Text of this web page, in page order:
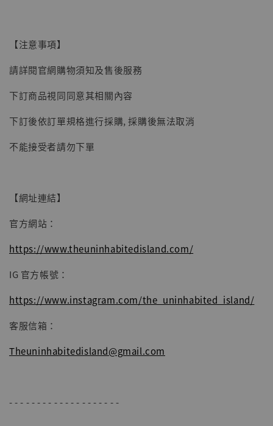
【現貨】BJSTUDIO 1/6系列可動蒐藏人偶 讓
NT$ 4,980
NT$ 5,300
【注意事項】
請詳閱官網購物須知及售後服務
下訂商品視同同意其相關內容
下訂後依訂單規格進行採購, 採購後無法取消
不能接受者請勿下單
【網址連結】
官方網站：
https://www.theuninhabitedisland.com/
IG 官方帳號：
https://www.instagram.com/the_uninhabited_island/
客服信箱：
Theuninhabitedisland@gmail.com
- - - - - - - - - - - - - - - - - - - -